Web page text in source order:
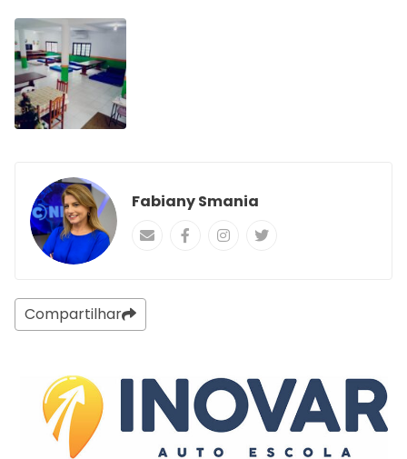
Fabiany Smania
Compartilhar